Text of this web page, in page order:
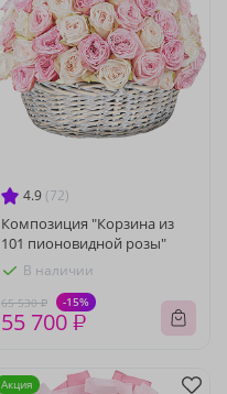
4.9 (72)
Композиция "Корзина из
101 пионовидной розы"
В наличии
65 530 ₽ -15%
55 700 ₽
Акция